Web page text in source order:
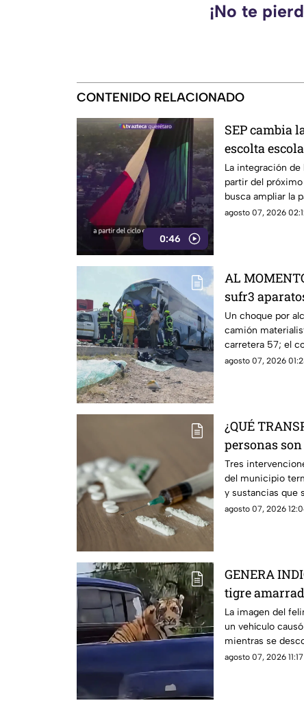
¡No te
CONTENIDO RELACIONADO
0:46
SEP cambia
escolta
La integración
partir del
busca ampliar la
agosto 07, 2026
AL
sufr3
57
Un choque por
camión
carretera 57; el
quedó prensado.
agosto 07, 2026
¿QUÉ
personas
estas
Tres
del municipio
y sustancias que
autoridades.
agosto 07, 2026
GENERA
tigre
una
La imagen del
un vehículo
mientras se
qué condiciones.
agosto 07, 2026